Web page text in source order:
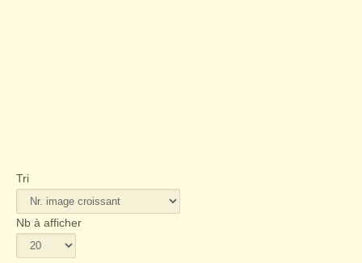
Tri
Nb à afficher